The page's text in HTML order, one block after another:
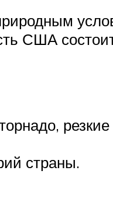
США
страны.